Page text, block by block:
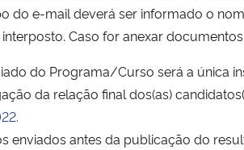
do e-mail deverá ser informado o
Caso for anexar
do Programa/Curso será a única
da relação final dos(as)
enviados antes da publicação do